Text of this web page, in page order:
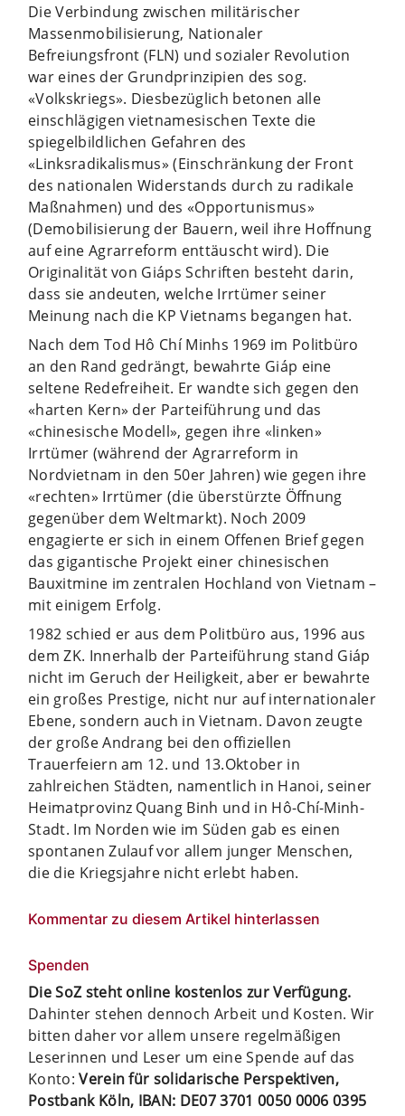
Die Verbindung zwischen militärischer
Massenmobilisierung, Nationaler
Befreiungsfront (FLN) und sozialer Revolution
war eines der Grundprinzipien des sog.
«Volkskriegs». Diesbezüglich betonen alle
einschlägigen vietnamesischen Texte die
spiegelbildlichen Gefahren des
«Linksradikalismus» (Einschränkung der Front
des nationalen Widerstands durch zu radikale
Maßnahmen) und des «Opportunismus»
(Demobilisierung der Bauern, weil ihre Hoffnung
auf eine Agrarreform enttäuscht wird). Die
Originalität von Giáps Schriften besteht darin,
dass sie andeuten, welche Irrtümer seiner
Meinung nach die KP Vietnams begangen hat.
Nach dem Tod Hô Chí Minhs 1969 im Politbüro
an den Rand gedrängt, bewahrte Giáp eine
seltene Redefreiheit. Er wandte sich gegen den
«harten Kern» der Parteiführung und das
«chinesische Modell», gegen ihre «linken»
Irrtümer (während der Agrarreform in
Nordvietnam in den 50er Jahren) wie gegen ihre
«rechten» Irrtümer (die überstürzte Öffnung
gegenüber dem Weltmarkt). Noch 2009
engagierte er sich in einem Offenen Brief gegen
das gigantische Projekt einer chinesischen
Bauxitmine im zentralen Hochland von Vietnam –
mit einigem Erfolg.
1982 schied er aus dem Politbüro aus, 1996 aus
dem ZK. Innerhalb der Parteiführung stand Giáp
nicht im Geruch der Heiligkeit, aber er bewahrte
ein großes Prestige, nicht nur auf internationaler
Ebene, sondern auch in Vietnam. Davon zeugte
der große Andrang bei den offiziellen
Trauerfeiern am 12. und 13.Oktober in
zahlreichen Städten, namentlich in Hanoi, seiner
Heimatprovinz Quang Binh und in Hô-Chí-Minh-
Stadt. Im Norden wie im Süden gab es einen
spontanen Zulauf vor allem junger Menschen,
die die Kriegsjahre nicht erlebt haben.
Kommentar zu diesem Artikel hinterlassen
Spenden
Die SoZ steht online kostenlos zur Verfügung.
Dahinter stehen dennoch Arbeit und Kosten. Wir
bitten daher vor allem unsere regelmäßigen
Leserinnen und Leser um eine Spende auf das
Konto:Verein für solidarische Perspektiven,
Postbank Köln, IBAN: DE07 3701 0050 0006 0395